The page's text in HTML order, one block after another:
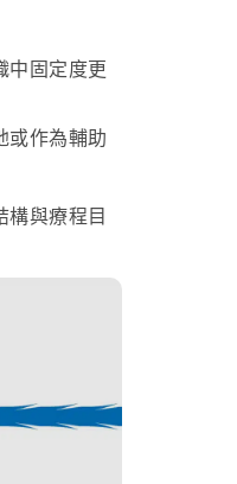
中固定度更
或作為輔助
構與療程目